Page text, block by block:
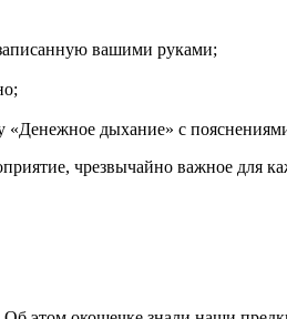
вашими руками;
«Денежное дыхание» с
чрезвычайно важное для